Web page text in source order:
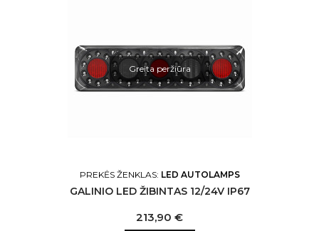
Greita peržiūra
PREKĖS ŽENKLAS: LED AUTOLAMPS
GALINIO LED ŽIBINTAS 12/24V IP67
Kaina
213,90 €